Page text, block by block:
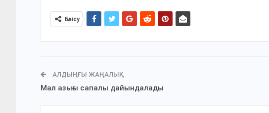
Бөлісу
АЛДЫҢҒЫ ЖАҢАЛЫҚ
Мал азығы сапалы дайындалады